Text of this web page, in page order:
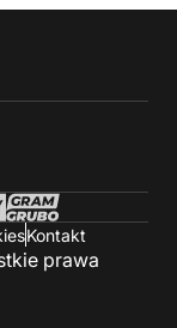
Kontakt
prawa